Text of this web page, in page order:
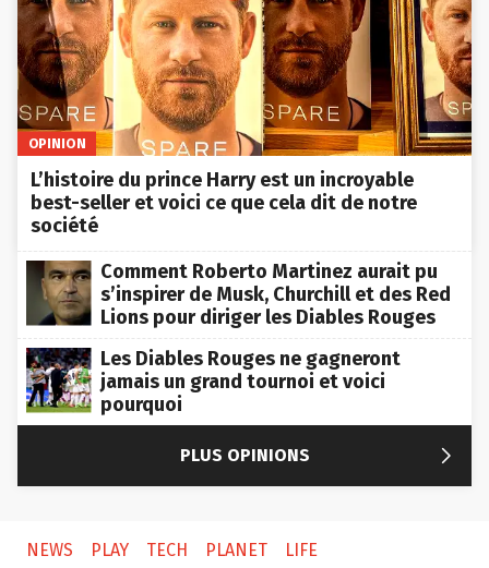
OPINION
L’histoire du prince Harry est un incroyable
best-seller et voici ce que cela dit de notre
société
Comment Roberto Martinez aurait pu
s’inspirer de Musk, Churchill et des Red
Lions pour diriger les Diables Rouges
Les Diables Rouges ne gagneront
jamais un grand tournoi et voici
pourquoi
PLUS OPINIONS 
NEWS PLAY TECH PLANET LIFE